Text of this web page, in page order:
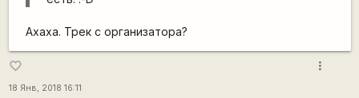
Ахаха. Трек с организатора?
favorite_border
18 Янв, 2018 16:11
more_vert